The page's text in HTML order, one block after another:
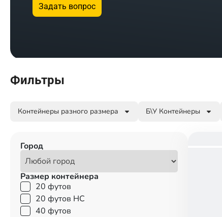
Задать вопрос
Фильтры
Контейнеры разного размера Б\У Контейнеры
Город
Размер контейнера
20 футов
20 футов HC
40 футов